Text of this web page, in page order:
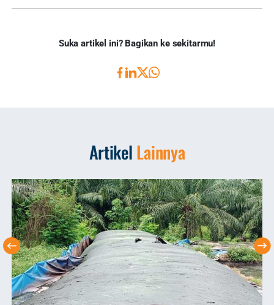
Suka artikel ini? Bagikan ke sekitarmu!
ArtikelLainnya